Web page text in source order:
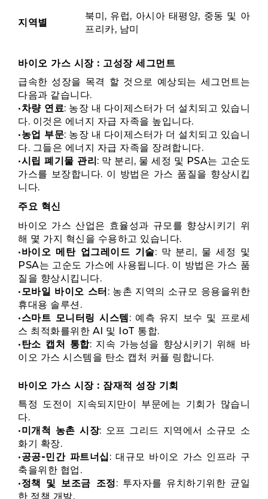
지역별
북미, 유럽, 아시아 태평양, 중동 및 아
프리카, 남미
바이오 가스 시장 : 고성장 세그먼트
급속한 성장을 목격 할 것으로 예상되는 세그먼트는
다음과 같습니다.
•차량 연료: 농장 내 다이제스터가 더 설치되고 있습니
다. 이것은 에너지 자급 자족을 높입니다.
•농업 부문: 농장 내 다이제스터가 더 설치되고 있습니
다. 그들은 에너지 자급 자족을 장려합니다.
•시립 폐기물 관리: 막 분리, 물 세정 및 PSA는 고순도
가스를 보장합니다. 이 방법은 가스 품질을 향상시킵
니다.
주요 혁신
바이오 가스 산업은 효율성과 규모를 향상시키기 위
해 몇 가지 혁신을 수용하고 있습니다.
•바이오 메탄 업그레이드 기술: 막 분리, 물 세정 및
PSA는 고순도 가스에 사용됩니다. 이 방법은 가스 품
질을 향상시킵니다.
•모바일 바이오 스터 : 농촌 지역의 소규모 응용을위한
휴대용 솔루션.
•스마트 모니터링 시스템: 예측 유지 보수 및 프로세
스 최적화를위한 AI 및 IoT 통합.
•탄소 캡처 통합: 지속 가능성을 향상시키기 위해 바
이오 가스 시스템을 탄소 캡처 커플 링합니다.
바이오 가스 시장 : 잠재적 성장 기회
특정 도전이 지속되지만이 부문에는 기회가 많습니
다.
•미개척 농촌 시장: 오프 그리드 지역에서 소규모 소
화기 확장.
•공공-민간 파트너십 : 대규모 바이오 가스 인프라 구
축을위한 협업.
•정책 및 보조금 조정: 투자자를 유치하기위한 균일
한 정책 개발.